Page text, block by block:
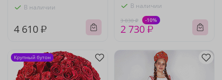
В наличии
4 610 ₽
В наличии
3 030 ₽ -10%
2 730 ₽
Крупный бутон